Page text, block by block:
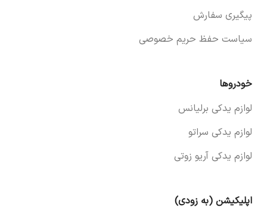
پیگیری سفارش
سیاست حفظ حریم خصوصی
خودروها
لوازم یدکی برلیانس
لوازم یدکی سراتو
لوازم یدکی آریو زوتی
اپلیکیشن (به زودی)